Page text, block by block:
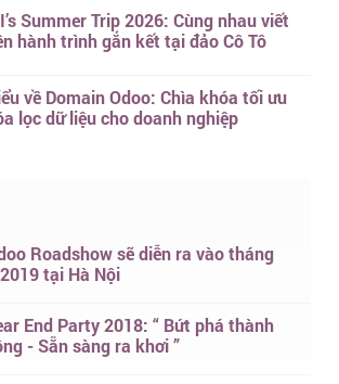
Summer Trip 2026: Cùng nhau viết
hành trình gắn kết tại đảo Cô Tô
về Domain Odoo: Chìa khóa tối ưu
lọc dữ liệu cho doanh nghiệp
Roadshow sẽ diễn ra vào tháng
tại Hà Nội
End Party 2018: “ Bứt phá thành
- Sẵn sàng ra khơi ”